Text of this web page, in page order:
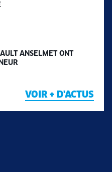
ANSELMET ONT
VOIR + D'ACTUS